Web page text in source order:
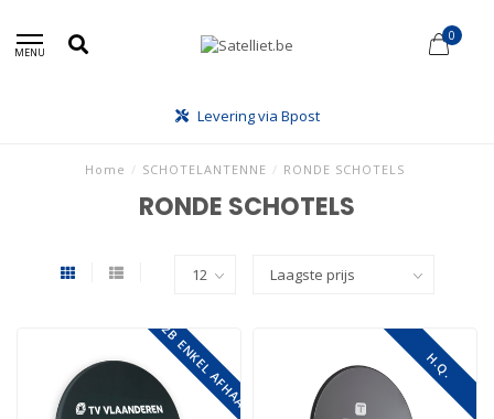
MENU
0
Levering via Bpost
Home / SCHOTELANTENNE / RONDE SCHOTELS
RONDE SCHOTELS
B2B ENKEL AFHAAL H.Q.